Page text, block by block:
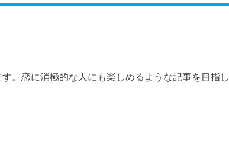
。恋に消極的な人にも楽しめるような記事を目指し